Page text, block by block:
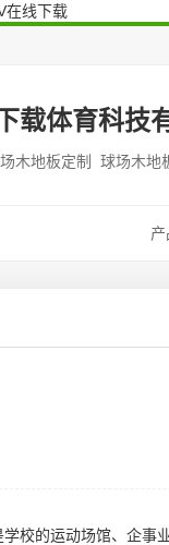
在线下载
载体育科技
木地板定制 球场木地
的运动场馆、企事业